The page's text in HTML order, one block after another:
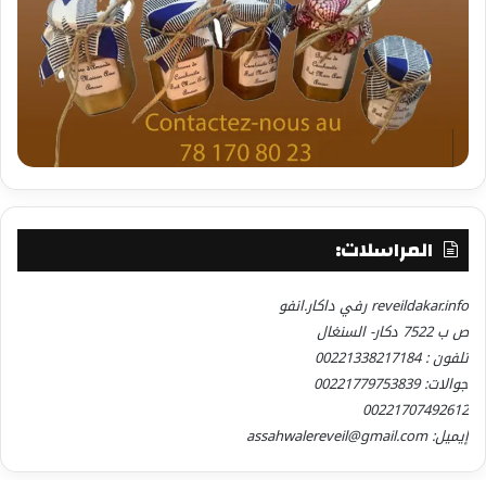
المراسلات:
reveildakar.info رفي داكار.انفو
ص ب 7522 دكار- السنغال
تلفون : 00221338217184
جوالات: 00221779753839
00221707492612
إيميل: assahwalereveil@gmail.com